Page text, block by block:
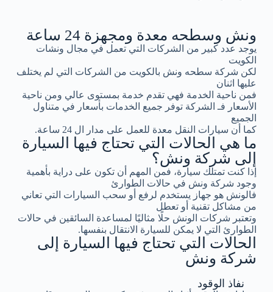
ونش وسطحه معدة ومجهزة 24 ساعة
يوجد عدد كبير من الشركات التي تعمل في مجال ونشات
الكويت
لكن شركة سطحه ونش بالكويت من الشركات التي لم يختلف
عليها اثنان
فمن ناحية الخدمة فهي تقدم خدمة بمستوى عالي ومن ناحية
الأسعار فـ الشركة توفر جميع الخدمات بأسعار في متناول
الجميع
كما أن سيارات النقل معدة للعمل على مدار ال 24 ساعة.
ما هي الحالات التي تحتاج فيها السيارة
إلى شركة ونش؟
إذا كنت تمتلك سيارة، فمن المهم أن تكون على دراية بأهمية
وجود شركة ونش في حالات الطوارئ
فالونش هو جهاز يستخدم لرفع أو سحب السيارات التي تعاني
من مشاكل تقنية أو تعطل
وتعتبر شركات الونش حلًا مثاليًا لمساعدة السائقين في حالات
الطوارئ التي لا يمكن للسيارة الانتقال بنفسها.
الحالات التي تحتاج فيها السيارة إلى
شركة ونش
نفاذ الوقود